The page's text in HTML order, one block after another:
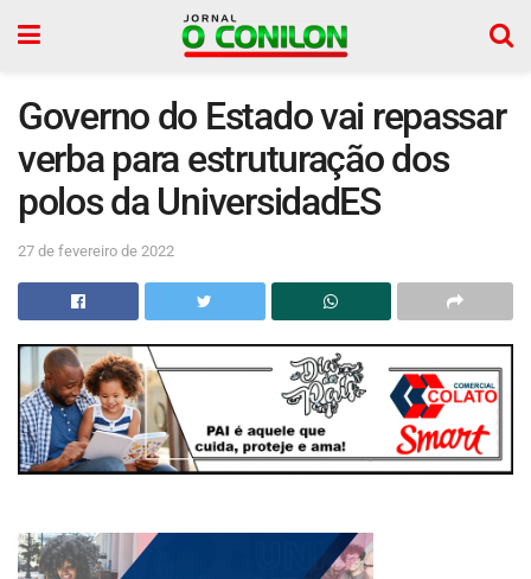
Governo do Estado vai repassar
verba para estruturação dos
polos da UniversidadES
27 de fevereiro de 2022